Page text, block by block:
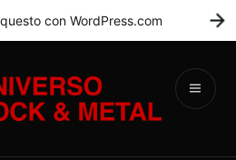
Universo Rock &
Metal
con WordPress.com